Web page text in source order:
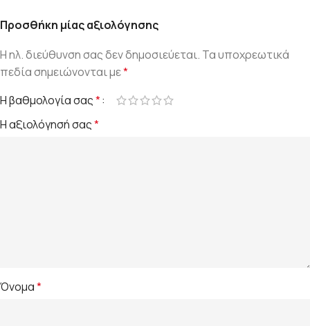
Προσθήκη μίας αξιολόγησης
Η ηλ. διεύθυνση σας δεν δημοσιεύεται. Τα υποχρεωτικά
πεδία σημειώνονται με*
Η βαθμολογία σας*
Η αξιολόγησή σας*
Όνομα*